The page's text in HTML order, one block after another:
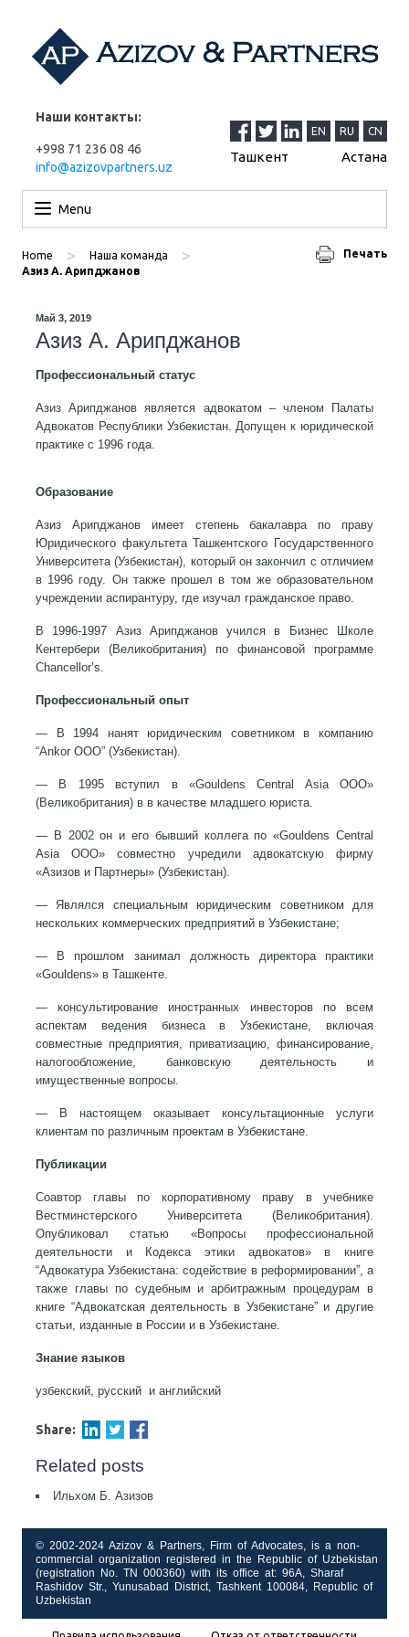
Наши контакты:
+998 71 236 08 46
info@azizovpartners.uz
EN RU CN
Ташкент Астана
Menu
Печать
Home > Наша команда >
Азиз А. Арипджанов
Май 3, 2019
Азиз А. Арипджанов
Профессиональный статус
Азиз Арипджанов является адвокатом – членом Палаты
Адвокатов Республики Узбекистан. Допущен к юридической
практике с 1996 года.
Образование
Азиз Арипджанов имеет степень бакалавра по праву
Юридического факультета Ташкентского Государственного
Университета (Узбекистан), который он закончил с отличием
в 1996 году. Он также прошел в том же образовательном
учреждении аспирантуру, где изучал гражданское право.
В 1996-1997 Азиз Арипджанов учился в Бизнес Школе
Кентербери (Великобритания) по финансовой программе
Chancellor’s.
Профессиональный опыт
— В 1994 нанят юридическим советником в компанию
“Ankor ООО” (Узбекистан).
— В 1995 вступил в «Gouldens Central Asia ООО»
(Великобритания) в в качестве младшего юриста.
— В 2002 он и его бывший коллега по «Gouldens Central
Asia ООО» совместно учредили адвокатскую фирму
«Азизов и Партнеры» (Узбекистан).
— Являлся специальным юридическим советником для
нескольких коммерческих предприятий в Узбекистане;
— В прошлом занимал должность директора практики
«Gouldens» в Ташкенте.
— консультирование иностранных инвесторов по всем
аспектам ведения бизнеса в Узбекистане, включая
совместные предприятия, приватизацию, финансирование,
налогообложение, банковскую деятельность и
имущественные вопросы.
— В настоящем оказывает консультационные услуги
клиентам по различным проектам в Узбекистане.
Публикации
Соавтор главы по корпоративному праву в учебнике
Вестминстерского Университета (Великобритания).
Опубликовал статью «Вопросы профессиональной
деятельности и Кодекса этики адвокатов» в книге
“Адвокатура Узбекистана: содействие в реформировании”, а
также главы по судебным и арбитражным процедурам в
книге “Адвокатская деятельность в Узбекистане” и другие
статьи, изданные в России и в Узбекистане.
Знание языков
узбекский, русский и английский
Share:
Related posts
Ильхом Б. Азизов
© 2002-2024 Azizov & Partners, Firm of Advocates, is a non-
commercial organization registered in the Republic of Uzbekistan
(registration No. TN 000360) with its office at: 96A, Sharaf
Rashidov Str., Yunusabad District, Tashkent 100084, Republic of
Uzbekistan